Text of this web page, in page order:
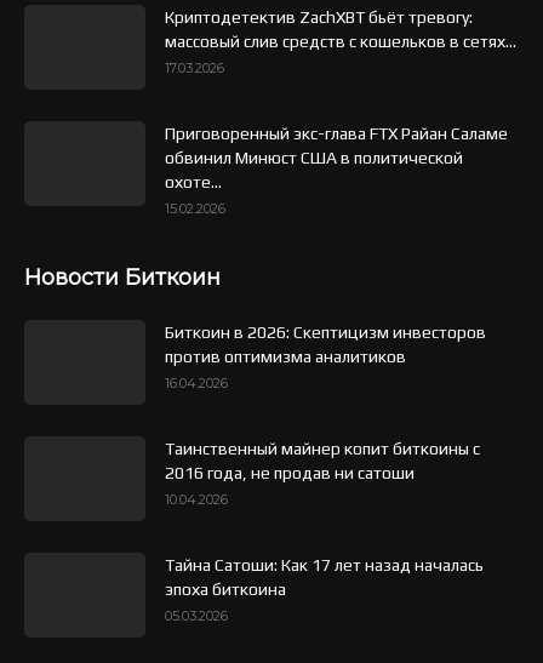
Криптодетектив ZachXBT бьёт тревогу:
массовый слив средств с кошельков в сетях...
17.03.2026
Приговоренный экс-глава FTX Райан Саламе
обвинил Минюст США в политической
охоте...
15.02.2026
Новости Биткоин
Биткоин в 2026: Скептицизм инвесторов
против оптимизма аналитиков
16.04.2026
Таинственный майнер копит биткоины с
2016 года, не продав ни сатоши
10.04.2026
Тайна Сатоши: Как 17 лет назад началась
эпоха биткоина
05.03.2026